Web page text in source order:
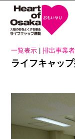
一覧表示 |排出事業
ライフキャッ